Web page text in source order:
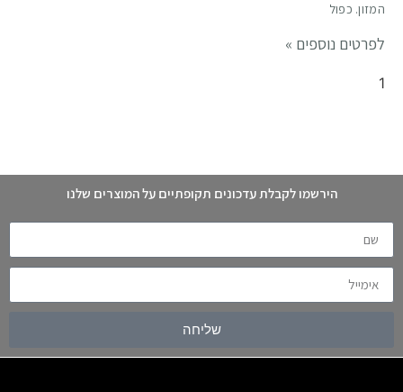
המזון. כפול
לפרטים נוספים »
הירשמו לקבלת עדכונים תקופתיים על המוצרים שלנו
שליחה